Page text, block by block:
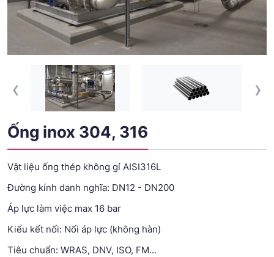
‹ ›
Ống inox 304, 316
Vật liệu ống thép không gỉ AISI316L
Đường kính danh nghĩa: DN12 - DN200
Áp lực làm việc max 16 bar
Kiểu kết nối: Nối áp lực (không hàn)
Tiêu chuẩn: WRAS, DNV, ISO, FM...